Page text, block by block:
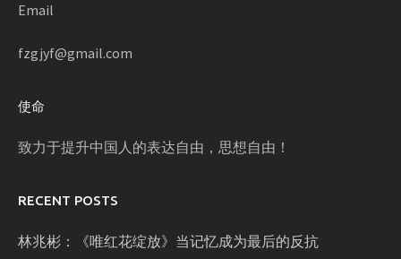
Email
fzgjyf@gmail.com
使命
致力于提升中国人的表达自由，思想自由！
RECENT POSTS
林兆彬：《唯红花绽放》当记忆成为最后的反抗